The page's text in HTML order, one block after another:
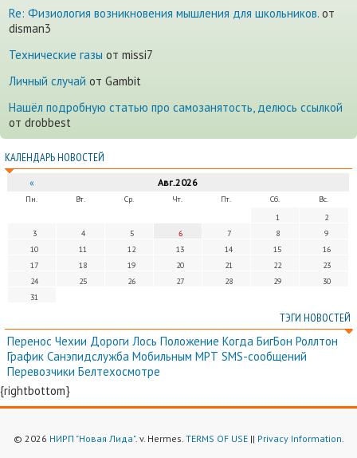
Re: Физиология возникновения мышления для школьников. от
disman3
Технические газы от missi7
Личный случай от Gambit
Нашёл подробную статью про самозанятость, делюсь ссылкой
от drobbest
КАЛЕНДАРЬ НОВОСТЕЙ
« Авг.2026
Пн. Вт. Ср. Чт. Пт. Сб.
Вс.
1
2
3
4 5 6 7 8
9
10
11 12 13 14 15
16
17
18 19 20 21 22
23
24
25 26 27 28 29
30
31
ТЭГИ НОВОСТЕЙ
Перенос Чехии Дороги Лось Положение Когда БигБон Роллтон
График Санэпидслужба Мобильным МРТ SMS-сообщений
Перевозчики Белтехосмотре
{rightbottom}
© 2026 НИРП "Новая Лида". v. Hermes. TERMS OF USE|| Privacy Information.